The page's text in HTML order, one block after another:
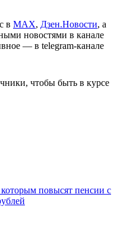
в МАХ, Дзен.Новости, а
новостями в канале
— в telegram-канале
чтобы быть в курсе
повысят пенсии с